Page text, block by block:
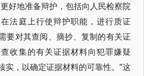
好地准备辩护，包括向人民检察院
法庭上行使辩护职能，进行质证
要对其查阅、摘抄、复制的有关证
收集的有关证据材料向犯罪嫌疑
实，以确定证据材料的可靠性。”这